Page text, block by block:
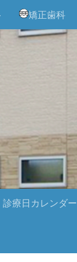
矯正歯科
診療日カレンダー